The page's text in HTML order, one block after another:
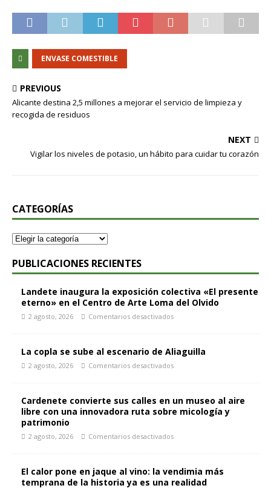
ENVASE COMESTIBLE
PREVIOUS
Alicante destina 2,5 millones a mejorar el servicio de limpieza y
recogida de residuos
NEXT
Vigilar los niveles de potasio, un hábito para cuidar tu corazón
CATEGORÍAS
PUBLICACIONES RECIENTES
Landete inaugura la exposición colectiva «El presente
eterno» en el Centro de Arte Loma del Olvido
2 agosto, 2026 Comentarios desactivados
La copla se sube al escenario de Aliaguilla
2 agosto, 2026 Comentarios desactivados
Cardenete convierte sus calles en un museo al aire
libre con una innovadora ruta sobre micología y
patrimonio
2 agosto, 2026 Comentarios desactivados
El calor pone en jaque al vino: la vendimia más
temprana de la historia ya es una realidad